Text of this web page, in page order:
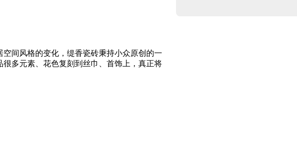
间风格的变化，缇香瓷砖秉持小众原创的一
多元素、花色复刻到丝巾、首饰上，真正将